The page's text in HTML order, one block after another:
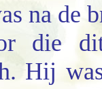
na de
die
Hij